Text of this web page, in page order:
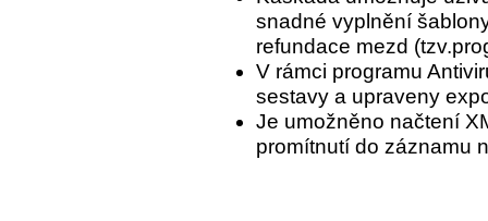
snadné vyplnění
refundace mezd
V rámci programu
sestavy a upraveny
Je umožněno načtení
promítnutí do záznamu